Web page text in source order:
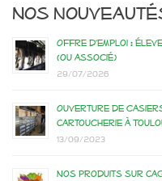
Nos
Offre d’emploi :
(ou associé)
29/07/2026
Ouverture de
Cartoucherie à
13/09/2023
Nos produits sur